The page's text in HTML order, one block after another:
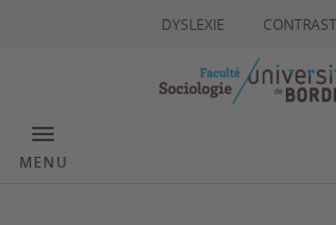
DYSLEXIE
MENU